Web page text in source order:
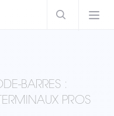
BARRES :
PROS